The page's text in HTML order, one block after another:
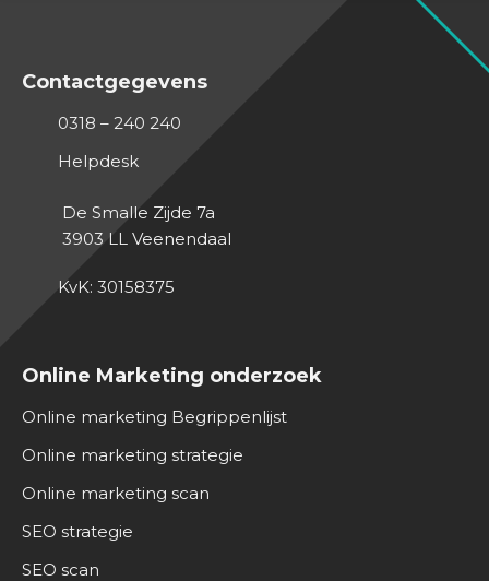
Online Marketing onderzoek
Online marketing Begrippenlijst
Online marketing strategie
Online marketing scan
SEO strategie
SEO scan
Contactgegevens
0318 – 240 240
Helpdesk
De Smalle Zijde 7a
3903 LL Veenendaal
KvK: 30158375